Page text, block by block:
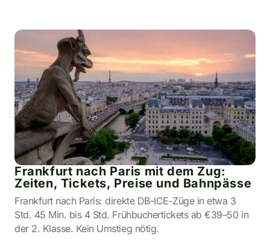
Frankfurt nach Paris mit dem Zug:
Zeiten, Tickets, Preise und Bahnpässe
Frankfurt nach Paris: direkte DB-ICE-Züge in etwa 3
Std. 45 Min. bis 4 Std. Frühbuchertickets ab €39–50 in
der 2. Klasse. Kein Umstieg nötig.